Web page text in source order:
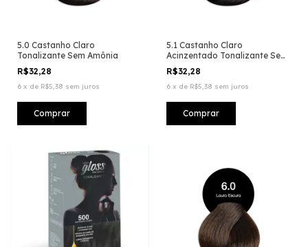
5.0 Castanho Claro
Tonalizante Sem Amônia
R$32,28
6 x de R$5,38 sem juros
5.1 Castanho Claro
Acinzentado Tonalizante Sem
Amônia
R$32,28
6 x de R$5,38 sem juros